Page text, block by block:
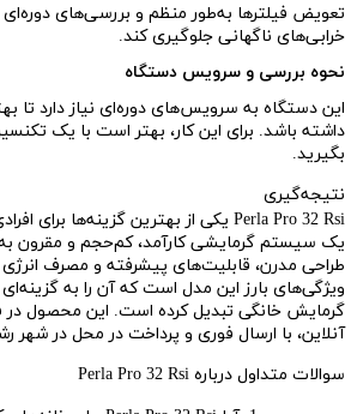
تعویض فیلترها به‌طور منظم و بررسی‌های دوره‌ای
خرابی‌های ناگهانی جلوگیری کند.
نحوه بررسی و سرویس دستگاه
این دستگاه به سرویس‌های دوره‌ای نیاز دارد تا
داشته باشد. برای این کار، بهتر است با یک
بگیرید.
نتیجه‌گیری
Perla Pro 32 Rsi یکی از بهترین گزینه‌ها برای
یک سیستم گرمایشی کارآمد، کم‌حجم و مقرون
طراحی مدرن، قابلیت‌های پیشرفته و مصرف انرژی
ویژگی‌های بارز این مدل است که آن را به
گرمایش خانگی تبدیل کرده است. این محصول در
آنلاین، با ارسال فوری و پرداخت در محل در
سوالات متداول درباره Perla Pro 32 Rsi